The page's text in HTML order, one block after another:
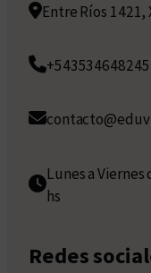
Entre Ríos 1421,
+543534648245
Lunes a Viernes
hs
Redes